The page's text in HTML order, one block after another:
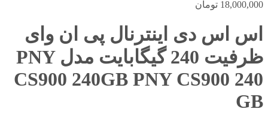
18,000,000 تومان
اس اس دی اینترنال پی ان وای
ظرفیت 240 گیگابایت مدل PNY
CS900 240GB PNY CS900 240
GB